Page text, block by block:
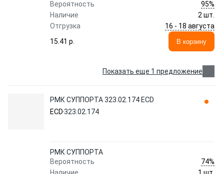
Вероятность
95%
Наличие
2 шт.
Отгрузка
16 - 18 августа
15.41 p.
В корзину
Показать еще 1 предложение
РМК СУППОРТА 323.02.174 ECD
ECD323.02.174
РМК СУППОРТА
Вероятность
74%